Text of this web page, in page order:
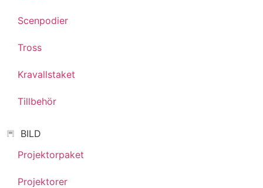
Scenpodier
Tross
Kravallstaket
Tillbehör
BILD
Projektorpaket
Projektorer